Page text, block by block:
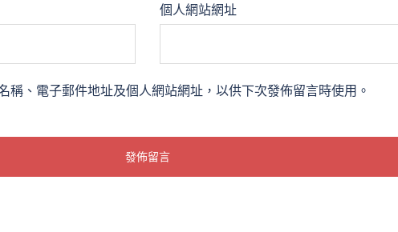
個人網站網址
稱、電子郵件地址及個人網站網址，以供下次發佈留言時使用。